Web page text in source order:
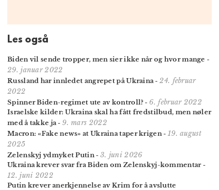
Les også
Biden vil sende tropper, men sier ikke når og hvor mange -
29. januar 2022
Russland har innledet angrepet på Ukraina -24. februar
2022
Spinner Biden-regimet ute av kontroll? - 6. februar 2022
Israelske kilder: Ukraina skal ha fått fredstilbud, men nøler
med å takke ja -9. mars 2022
Macron: «Fake news» at Ukraina taper krigen- 19. august
2025
Zelenskyj ydmyket Putin- 3. juni 2026
Ukraina krever svar fra Biden om Zelenskyj-kommentar-
12. juni 2022
Putin krever anerkjennelse av Krim for å avslutte